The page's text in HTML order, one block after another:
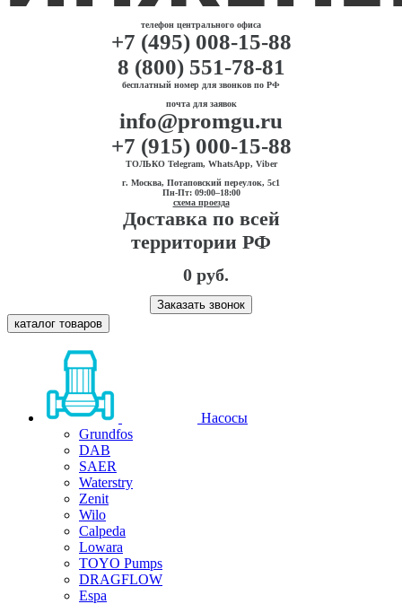
телефон центрального офиса
+7 (495) 008-15-88
8 (800) 551-78-81
бесплатный номер для звонков по РФ
почта для заявок
info@promgu.ru
+7 (915) 000-15-88
ТОЛЬКО Telegram, WhatsApp, Viber
г. Москва, Потаповский переулок, 5с1
Пн-Пт: 09:00–18:00
схема проезда
Доставка по всей
территории РФ
0 руб.
Заказать звонок
каталог товаров
Насосы
Grundfos
DAB
SAER
Waterstry
Zenit
Wilo
Calpeda
Lowara
TOYO Pumps
DRAGFLOW
Espa